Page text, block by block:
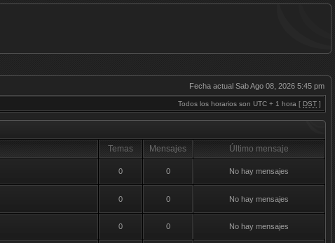
Fecha actual Sab Ago 08, 2026 5:45 pm
Todos los horarios son UTC + 1 hora [ DST ]
Temas Mensajes Último mensaje
0 0 No hay mensajes
0 0 No hay mensajes
0 0 No hay mensajes